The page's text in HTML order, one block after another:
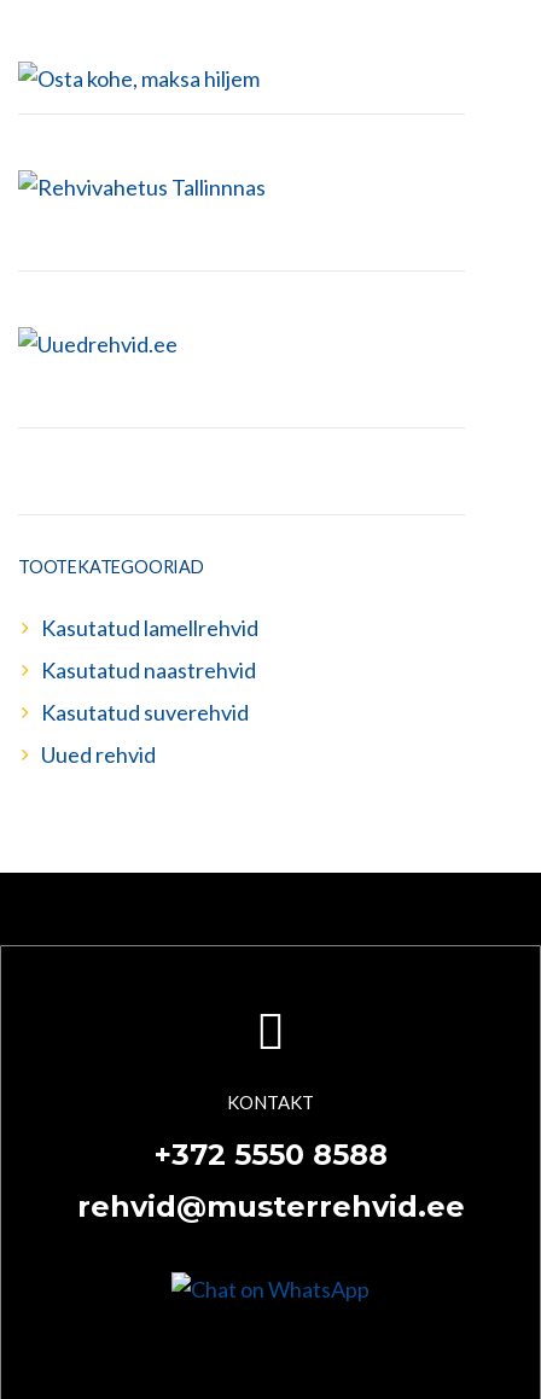
TOOTEKATEGOORIAD
Kasutatud lamellrehvid
Kasutatud naastrehvid
Kasutatud suverehvid
Uued rehvid
KONTAKT
+372 5550 8588
rehvid@musterrehvid.ee